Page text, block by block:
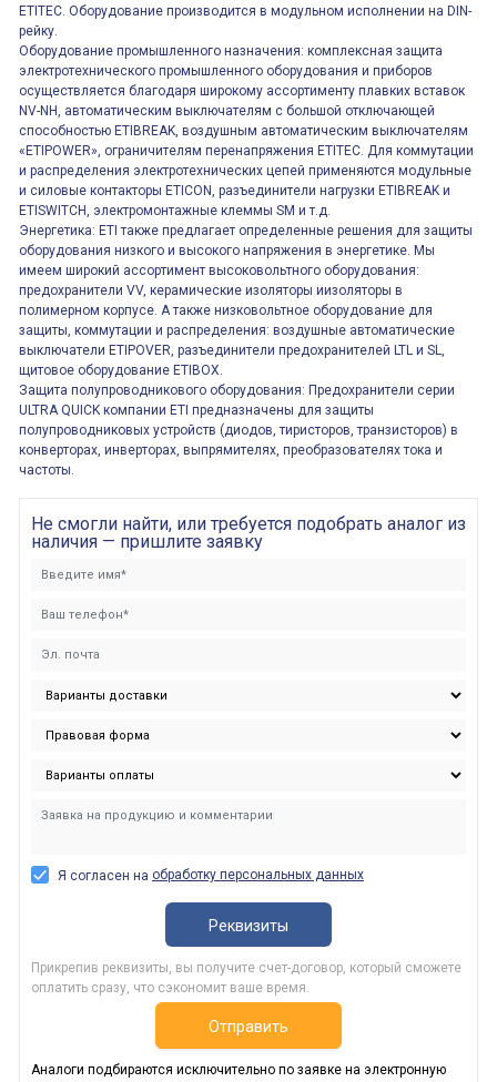
ETITEC. Оборудование производится в модульном исполнении на DIN-
рейку.
Оборудование промышленного назначения: комплексная защита
электротехнического промышленного оборудования и приборов
осуществляется благодаря широкому ассортименту плавких вставок
NV-NH, автоматическим выключателям с большой отключающей
способностью ETIBREAK, воздушным автоматическим выключателям
«ETIPOWER», ограничителям перенапряжения ETITEC. Для коммутации
и распределения электротехнических цепей применяются модульные
и силовые контакторы ETICON, разъединители нагрузки ETIBREAK и
ETISWITCH, электромонтажные клеммы SM и т.д.
Энергетика: ETI также предлагает определенные решения для защиты
оборудования низкого и высокого напряжения в энергетике. Мы
имеем широкий ассортимент высоковольтного оборудования:
предохранители VV, керамические изоляторы иизоляторы в
полимерном корпусе. А также низковольтное оборудование для
защиты, коммутации и распределения: воздушные автоматические
выключатели ETIPOVER, разъединители предохранителей LTL и SL,
щитовое оборудование ETIBOX.
Защита полупроводникового оборудования: Предохранители серии
ULTRA QUICK компании ETI предназначены для защиты
полупроводниковых устройств (диодов, тиристоров, транзисторов) в
конверторах, инверторах, выпрямителях, преобразователях тока и
частоты.
Не смогли найти, или требуется подобрать аналог из
наличия — пришлите заявку
Я согласен на обработку персональных данных
Реквизиты
Прикрепив реквизиты, вы получите счет-договор, который сможете
оплатить сразу, что сэкономит ваше время.
Отправить
Аналоги подбираются исключительно по заявке на электронную